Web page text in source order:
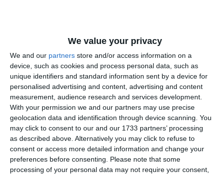
We value your privacy
We and our partners store and/or access information on a
device, such as cookies and process personal data, such as
unique identifiers and standard information sent by a device for
personalised advertising and content, advertising and content
measurement, audience research and services development.
With your permission we and our partners may use precise
geolocation data and identification through device scanning. You
may click to consent to our and our 1733 partners’ processing
as described above. Alternatively you may click to refuse to
consent or access more detailed information and change your
preferences before consenting.
Please note that some
processing of your personal data may not require your consent,
Email
Comentariu
Am citit si sunt de acord curegulile de postare .